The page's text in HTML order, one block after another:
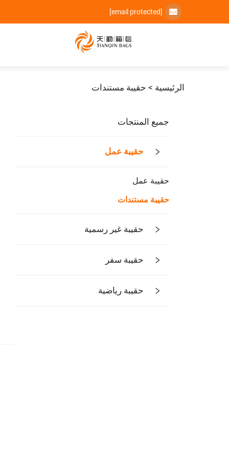
[email protected]
الرئيسية > حقيبة مستندات
جميع المنتجات
حقيبة عمل
حقيبة عمل
حقيبة مستندات
حقيبة غير رسمية
حقيبة سفر
حقيبة رياضية